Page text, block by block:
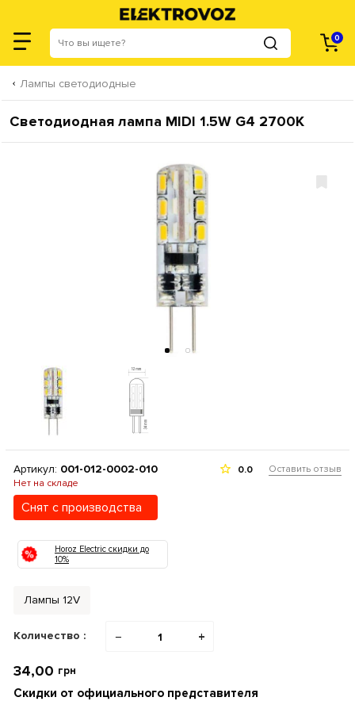
0
Лампы светодиодные
Cветодиодная лампа MIDI 1.5W G4 2700К
Артикул: 001-012-0002-010
Нет на складе
Снят с производства
0.0 Оставить отзыв
Horoz Electric скидки до
10%
Лампы 12V
Количество : − +
34,00 грн
Скидки от официального представителя